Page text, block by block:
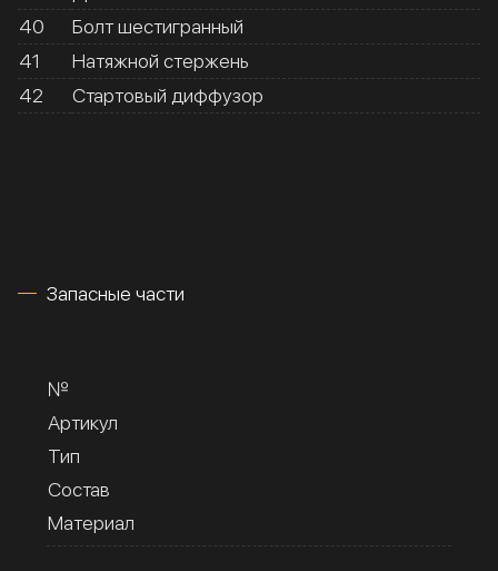
40
Болт шестигранный
41
Натяжной стержень
42
Стартовый диффузор
Запасные части
№
Артикул
Тип
Состав
Материал